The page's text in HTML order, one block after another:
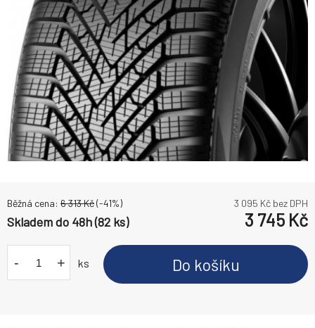
Běžná cena: 6 313Kč(-41%) 3 095 Kč bez DPH
Skladem do 48h (82 ks) 3 745 Kč
- + ks Do košíku